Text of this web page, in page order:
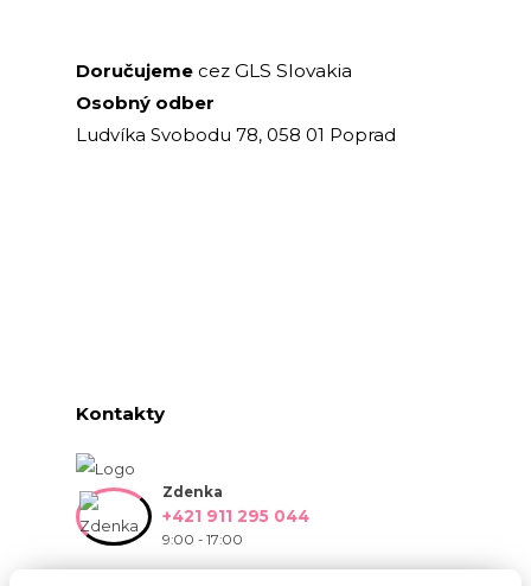
Doručujeme cez GLS Slovakia
Osobný odber
Ludvíka Svobodu 78, 058 01 Poprad
Kontakty
Zdenka
+421 911 295 044
9:00 - 17:00